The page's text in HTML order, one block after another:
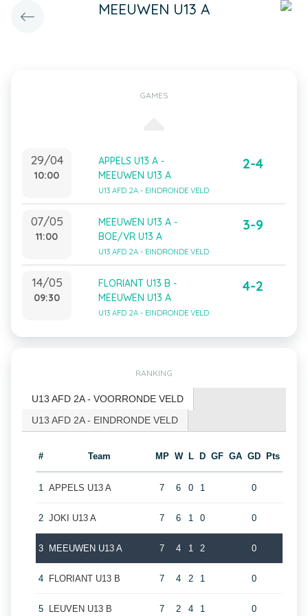
MEEUWEN U13 A
GAMES
29/04
10:00
APPELS U13 A -
MEEUWEN U13 A
U13 AFD 2A - EINDRONDE VELD
2-4
07/05
11:00
MEEUWEN U13 A -
BOE/VR U13 A
U13 AFD 2A - EINDRONDE VELD
3-9
14/05
09:30
FLORIANT U13 B -
MEEUWEN U13 A
U13 AFD 2A - EINDRONDE VELD
4-2
RANKING
U13 AFD 2A - VOORRONDE VELD
U13 AFD 2A - EINDRONDE VELD
# Team MP W L D GF GA GD Pts
1 APPELS U13 A 7 6 0 1 0
2 JOKI U13 A 7 6 1 0 0
3 MEEUWEN U13 A 7 4 1 2 0
4 FLORIANT U13 B 7 4 2 1 0
5 LEUVEN U13 B 7 2 4 1 0